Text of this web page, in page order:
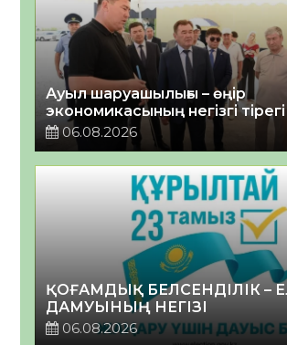
Ауыл шаруашылығы – өңір
экономикасының негізгі тірегі
06.08.2026
ҚОҒАМДЫҚ БЕЛСЕНДІЛІК –
ДАМУЫНЫҢ НЕГІЗІ
06.08.2026